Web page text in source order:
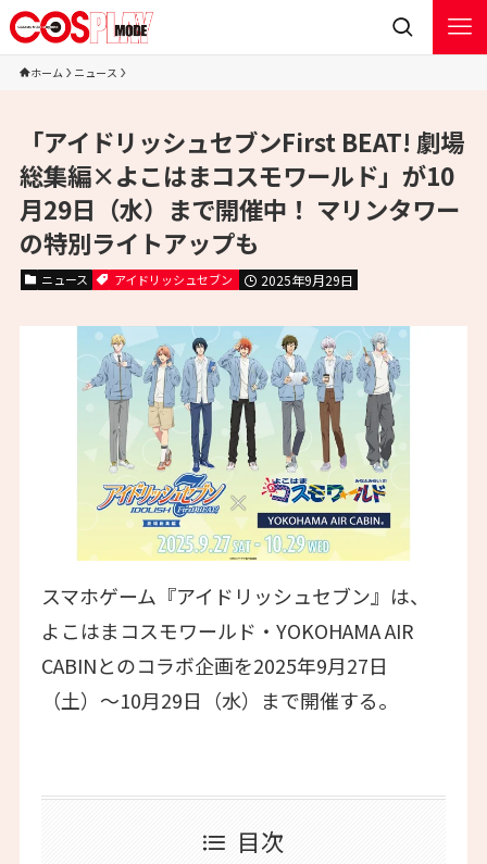
ホーム ニュース
「アイドリッシュセブンFirst BEAT! 劇場
総集編×よこはまコスモワールド」が10
月29日（水）まで開催中！ マリンタワー
の特別ライトアップも
ニュース アイドリッシュセブン 2025年9月29日
スマホゲーム『アイドリッシュセブン』は、
よこはまコスモワールド・YOKOHAMA AIR
CABINとのコラボ企画を2025年9月27日
（土）〜10月29日（水）まで開催する。
目次